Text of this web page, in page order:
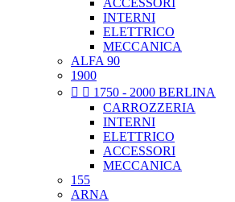
ACCESSORI
INTERNI
ELETTRICO
MECCANICA
ALFA 90
1900
  1750 - 2000 BERLINA
CARROZZERIA
INTERNI
ELETTRICO
ACCESSORI
MECCANICA
155
ARNA